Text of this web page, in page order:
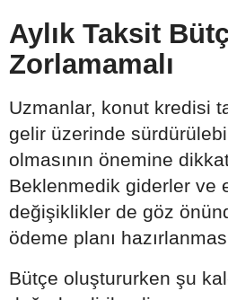
Aylık Taksit
Zorlamamalı
Uzmanlar, konut kredisi
gelir üzerinde
olmasının önemine
Beklenmedik giderler ve
değişiklikler de göz
ödeme planı
Bütçe oluştururken şu